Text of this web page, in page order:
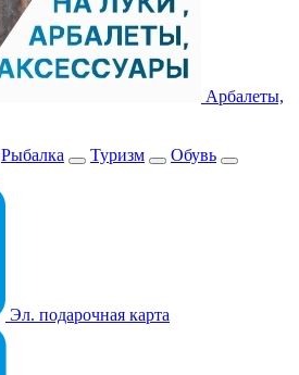
Арбалеты,
Рыбалка Туризм
Обувь
Эл. подарочная карта